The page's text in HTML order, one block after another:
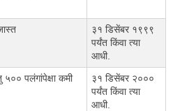
३१ डिसेंबर १९९९
पर्यंत किंवा त्या
आधी.
५०० पलंगांपेक्षा कमी
३१ डिसेंबर २०००
पर्यंत किंवा त्या
आधी.